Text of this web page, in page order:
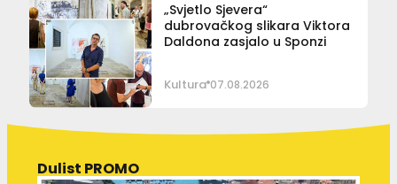
„Svjetlo Sjevera“
dubrovačkog slikara Viktora
Daldona zasjalo u Sponzi
Kultura 07.08.2026
Dulist PROMO